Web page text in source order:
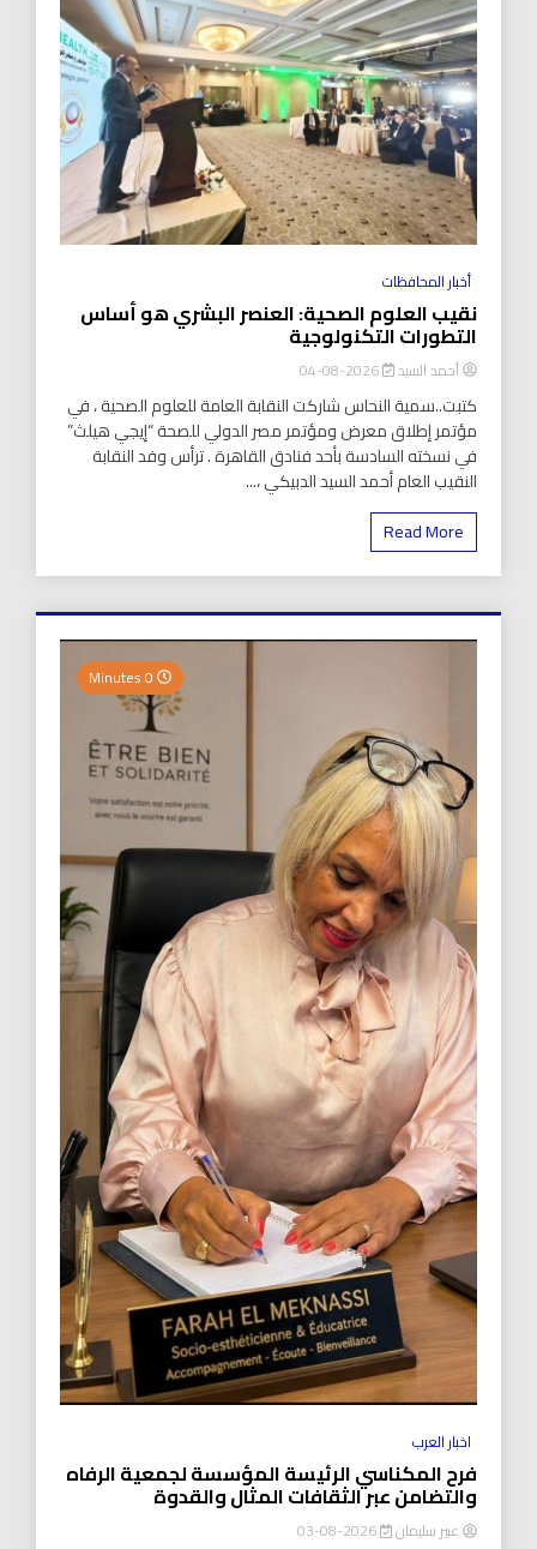
أخبار المحافظات
نقيب العلوم الصحية: العنصر البشري هو أساس
التطورات التكنولوجية
أحمد السيد 2026-08-04
كتبت..سمية النحاس شاركت النقابة العامة للعلوم الصحية ، في
مؤتمر إطلاق معرض ومؤتمر مصر الدولي للصحة “إيجي هيلث”
في نسخته السادسة بأحد فنادق القاهرة . ترأس وفد النقابة
النقيب العام أحمد السيد الدبيكي ،...
Read More
اخبار العرب
فرح المكناسي الرئيسة المؤسسة لجمعية الرفاه
والتضامن عبر الثقافات المثال والقدوة
عبير سليمان 2026-08-03